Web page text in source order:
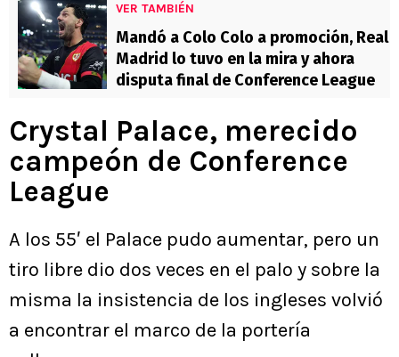
VER TAMBIÉN
Mandó a Colo Colo a promoción, Real
Madrid lo tuvo en la mira y ahora
disputa final de Conference League
Crystal Palace, merecido
campeón de Conference
League
A los 55′ el Palace pudo aumentar, pero un
tiro libre dio dos veces en el palo y sobre la
misma la insistencia de los ingleses volvió
a encontrar el marco de la portería